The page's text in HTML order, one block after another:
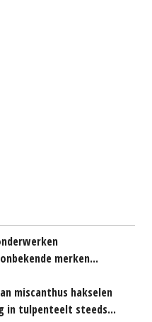
merken...
miscanthus hakselen
in tulpenteelt steeds...